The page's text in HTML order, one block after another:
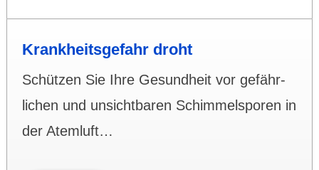
Krank­heits­gefahr droht
Schützen Sie Ihre Gesund­heit vor gefähr­
lichen und unsicht­baren Schimmel­sporen in
der Atem­luft…